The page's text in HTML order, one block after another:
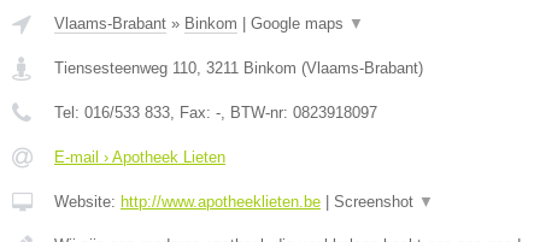
Vlaams-Brabant » Binkom Google maps ▼
Tiensesteenweg 110, 3211 Binkom (Vlaams-Brabant)
Tel: 016/533 833, Fax: -, BTW-nr: 0823918097
E-mail › Apotheek Lieten
Website: http://www.apotheeklieten.be Screenshot ▼